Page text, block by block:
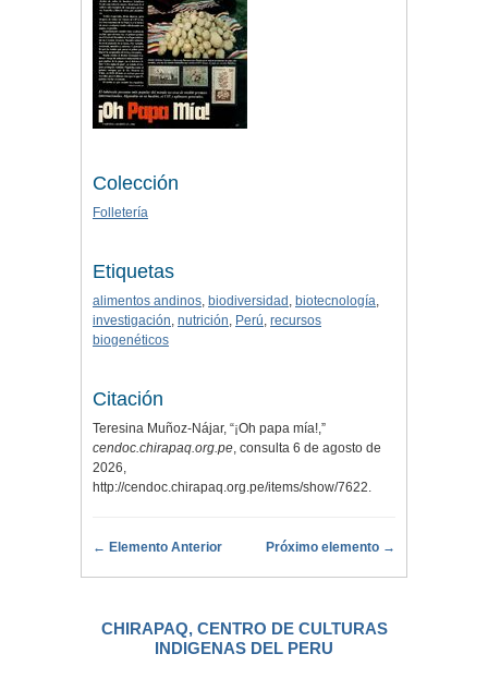
Colección
Folletería
Etiquetas
alimentos andinos, biodiversidad , biotecnología,
investigación, nutrición, Perú, recursos
biogenéticos
Citación
Teresina Muñoz-Nájar, “¡Oh papa mía!,”
cendoc.chirapaq.org.pe, consulta 6 de agosto de
2026,
http://cendoc.chirapaq.org.pe/items/show/7622.
← Elemento Anterior Próximo elemento →
CHIRAPAQ, CENTRO DE CULTURAS
INDIGENAS DEL PERU